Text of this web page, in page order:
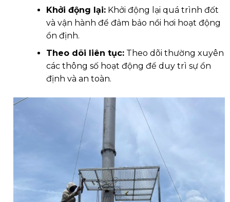
Khởi động lại: Khởi động lại quá trình đốt
và vận hành để đảm bảo nồi hơi hoạt động
ổn định.
Theo dõi liên tục: Theo dõi thường xuyên
các thông số hoạt động để duy trì sự ổn
định và an toàn.